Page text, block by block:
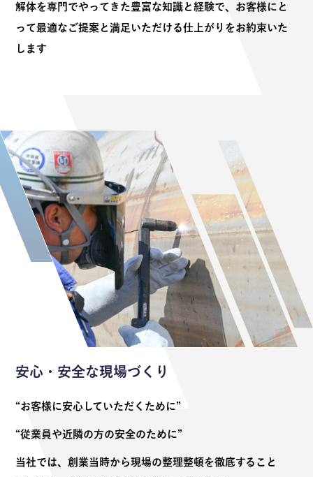
解体を専門でやってきた豊富な知識と経験で、お客様にと
って最適なご提案と満足いただける仕上がりをお約束いた
します
安心・安全な現場づくり
“お客様に安心していただくために”
“従業員や近隣の方の安全のために”
当社では、創業当時から現場の整理整頓を徹底すること